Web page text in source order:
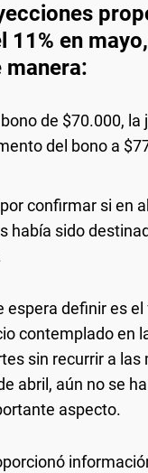
11% en
manera:
de $70.000,
del bono a
confirmar si en
había sido
espera definir es
contemplado en
sin recurrir a
abril, aún no se
aspecto.